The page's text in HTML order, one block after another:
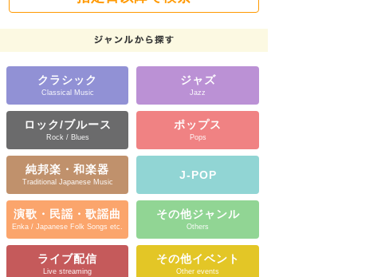
クラシック
Classical Music
ジャズ
Jazz
ロック/ブルース
Rock / Blues
ポップス
Pops
純邦楽・和楽器
Traditional Japanese Music
J-POP
演歌・民謡・歌謡曲
Enka / Japanese Folk Songs etc.
その他ジャンル
Others
ライブ配信
Live streaming
その他イベント
Other events